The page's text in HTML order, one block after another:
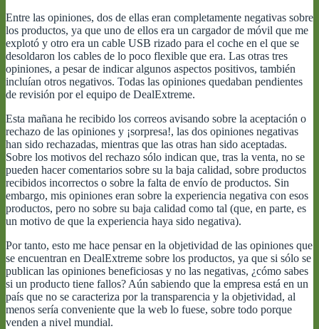
Entre las opiniones, dos de ellas eran completamente negativas sobre
los productos, ya que uno de ellos era un cargador de móvil que me
explotó y otro era un cable USB rizado para el coche en el que se
desoldaron los cables de lo poco flexible que era. Las otras tres
opiniones, a pesar de indicar algunos aspectos positivos, también
incluían otros negativos. Todas las opiniones quedaban pendientes
de revisión por el equipo de DealExtreme.
Esta mañana he recibido los correos avisando sobre la aceptación o
rechazo de las opiniones y ¡sorpresa!, las dos opiniones negativas
han sido rechazadas, mientras que las otras han sido aceptadas.
Sobre los motivos del rechazo sólo indican que, tras la venta, no se
pueden hacer comentarios sobre su la baja calidad, sobre productos
recibidos incorrectos o sobre la falta de envío de productos. Sin
embargo, mis opiniones eran sobre la experiencia negativa con esos
productos, pero no sobre su baja calidad como tal (que, en parte, es
un motivo de que la experiencia haya sido negativa).
Por tanto, esto me hace pensar en la objetividad de las opiniones que
se encuentran en DealExtreme sobre los productos, ya que si sólo se
publican las opiniones beneficiosas y no las negativas, ¿cómo sabes
si un producto tiene fallos? Aún sabiendo que la empresa está en un
país que no se caracteriza por la transparencia y la objetividad, al
menos sería conveniente que la web lo fuese, sobre todo porque
venden a nivel mundial.